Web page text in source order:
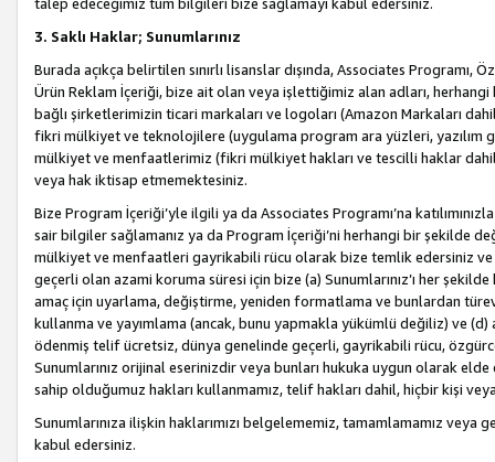
talep edeceğimiz tüm bilgileri bize sağlamayı kabul edersiniz.
3. Saklı Haklar; Sunumlarınız
Burada açıkça belirtilen sınırlı lisanslar dışında, Associates Programı,
Ürün Reklam İçeriği, bize ait olan veya işlettiğimiz alan adları,
bağlı şirketlerimizin ticari markaları ve logoları (Amazon Markaları
fikri mülkiyet ve teknolojilere (uygulama program ara yüzleri,
mülkiyet ve menfaatlerimiz (fikri mülkiyet hakları ve tescilli haklar
veya hak iktisap etmemektesiniz.
Bize Program İçeriği’yle ilgili ya da Associates Programı’na
sair bilgiler sağlamanız ya da Program İçeriği’ni herhangi bir şekilde
mülkiyet ve menfaatleri gayrikabili rücu olarak bize temlik edersiniz ve
geçerli olan azami koruma süresi için bize (a) Sunumlarınız’ı her
amaç için uyarlama, değiştirme, yeniden formatlama ve bunlardan türev
kullanma ve yayımlama (ancak, bunu yapmakla yükümlü değiliz) ve
ödenmiş telif ücretsiz, dünya genelinde geçerli, gayrikabili rücu,
Sunumlarınız orijinal eserinizdir veya bunları hukuka uygun olarak
sahip olduğumuz hakları kullanmamız, telif hakları dahil, hiçbir kişi
Sunumlarınıza ilişkin haklarımızı belgelememiz, tamamlamamız
kabul edersiniz.